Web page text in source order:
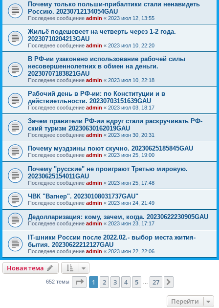
Почему только польши-прибалтики стали ненавидеть
Россию. 20230712134054GAU
Последнее сообщение admin « 2023 июл 12, 13:55
Жильё подешевеет на четверть через 1-2 года.
20230710204213GAU
Последнее сообщение admin « 2023 июл 10, 22:20
В РФ-ии узаконено использование рабочей силы
несовершеннолетних в обмен на деньги.
20230707183821GAU
Последнее сообщение admin « 2023 июл 10, 22:18
Рабочий день в РФ-ии: по Конституции и в
действиетльности. 20230703151639GAU
Последнее сообщение admin « 2023 июл 03, 18:17
Зачем правители РФ-ии вдруг стали раскручивать РФ-
ский туризм 20230630162019GAU
Последнее сообщение admin « 2023 июн 30, 20:31
Почему муэдзины поют скучно. 20230625185845GAU
Последнее сообщение admin « 2023 июн 25, 19:00
Почему "русские" не проиграют Третью мировую.
20230625154011GAU
Последнее сообщение admin « 2023 июн 25, 17:48
ЧВК "Вагнер". 20230108031737GAU"
Последнее сообщение admin « 2023 июн 24, 21:49
Дедолларизация: кому, зачем, когда. 20230622230905GAU
Последнее сообщение admin « 2023 июн 23, 17:17
IT-шники России после 2022.02.- выбор места жития-
бытия. 20230622212127GAU
Последнее сообщение admin « 2023 июн 22, 22:06
Новая тема
652 темы Страница из 27
1 2 3 4 5 27
Перейти